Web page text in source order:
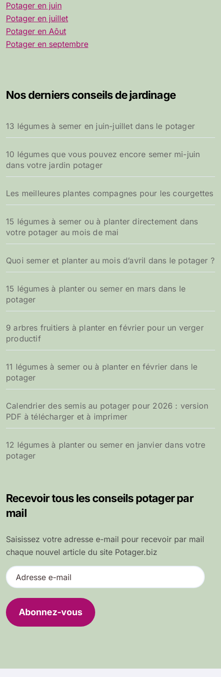
Potager en juin
Potager en juillet
Potager en Aôut
Potager en septembre
Nos derniers conseils de jardinage
13 légumes à semer en juin-juillet dans le potager
10 légumes que vous pouvez encore semer mi-juin
dans votre jardin potager
Les meilleures plantes compagnes pour les courgettes
15 légumes à semer ou à planter directement dans
votre potager au mois de mai
Quoi semer et planter au mois d’avril dans le potager ?
15 légumes à planter ou semer en mars dans le
potager
9 arbres fruitiers à planter en février pour un verger
productif
11 légumes à semer ou à planter en février dans le
potager
Calendrier des semis au potager pour 2026 : version
PDF à télécharger et à imprimer
12 légumes à planter ou semer en janvier dans votre
potager
Recevoir tous les conseils potager par
mail
Saisissez votre adresse e-mail pour recevoir par mail
chaque nouvel article du site Potager.biz
A
d
e
s
Abonnez-vous